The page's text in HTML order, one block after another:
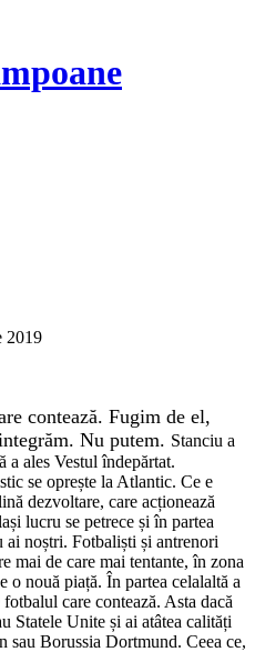
2019
contează. Fugim de el,
Nu putem. Stanciu a
ales Vestul îndepărtat.
se oprește la Atlantic. Ce e
dezvoltare, care acționează
lucru se petrece și în partea
ai noștri. Fotbaliști și antrenori
mai de care mai tentante, în zona
o nouă piață. În partea celalaltă a
care contează. Asta dacă
Statele Unite și ai atâtea calități
sau Borussia Dortmund. Ceea ce,